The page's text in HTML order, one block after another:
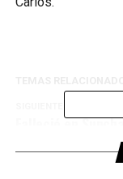
Falleció en
Domingo Mendoza